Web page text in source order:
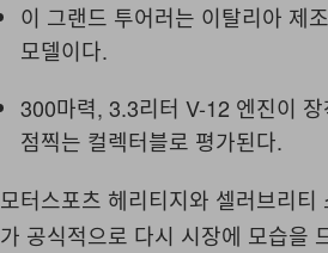
이 그랜드 투어러는 이탈리아 제
모델이다.
300마력, 3.3리터 V-12 엔진이
점찍는 컬렉터블로 평가된다.
모터스포츠 헤리티지와 셀러브리
가 공식적으로 다시 시장에 모습을